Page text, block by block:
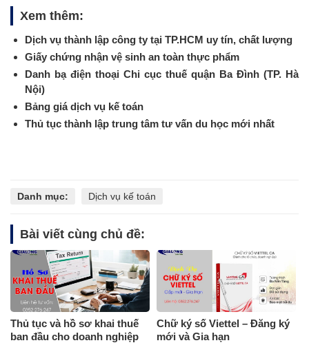
Xem thêm:
Dịch vụ thành lập công ty tại TP.HCM uy tín, chất lượng
Giấy chứng nhận vệ sinh an toàn thực phẩm
Danh bạ điện thoại Chi cục thuế quận Ba Đình (TP. Hà
Nội)
Bảng giá dịch vụ kế toán
Thủ tục thành lập trung tâm tư vấn du học mới nhất
Danh mục: Dịch vụ kế toán
Bài viết cùng chủ đề:
Thủ tục và hồ sơ khai thuế
ban đầu cho doanh nghiệp
Chữ ký số Viettel – Đăng ký
mới và Gia hạn